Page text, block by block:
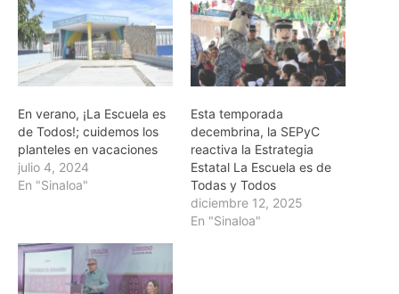
En verano, ¡La Escuela es
de Todos!; cuidemos los
planteles en vacaciones
julio 4, 2024
En "Sinaloa"
Esta temporada
decembrina, la SEPyC
reactiva la Estrategia
Estatal La Escuela es de
Todas y Todos
diciembre 12, 2025
En "Sinaloa"